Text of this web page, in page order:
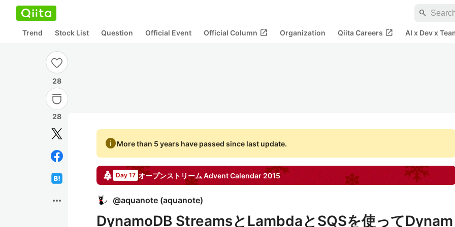
search
Trend Stock List Question Official Event Official Column open_in_new Organization Qiita Careers open_in_new AI x Dev x
28
28
more_horiz
infoMore than 5 years have passed since last update.
Day 17 オープンストリーム Advent Calendar 2015
@aquanote (aquanote)
DynamoDB StreamsとLambdaとSQSを使ってDynam